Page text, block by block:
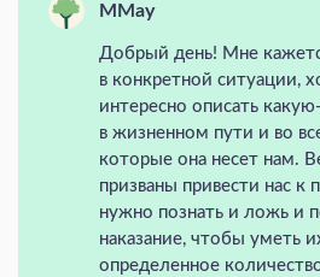
MMay
Добрый день! Мне
в конкретной ситуации,
интересно описать
в жизненном пути и во
которые она несет нам.
призваны привести нас к
нужно познать и ложь и
наказание, чтобы уметь
определенное